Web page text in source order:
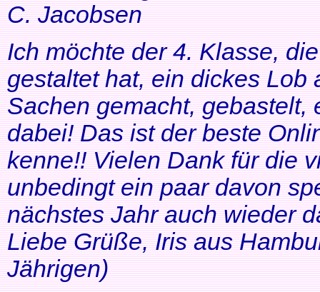
C. Jacobsen
Ich möchte der 4. Klasse,
gestaltet hat, ein dickes Lob
Sachen gemacht, gebastelt,
dabei! Das ist der beste
kenne!! Vielen Dank für die
unbedingt ein paar davon
nächstes Jahr auch wieder
Liebe Grüße, Iris aus
Jährigen)